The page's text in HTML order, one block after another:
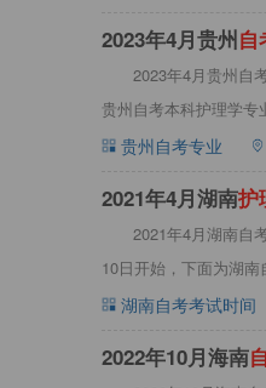
2023年4月贵州自
2023年4月贵州自
贵州自考本科护理学
考试贵州自考专业
2021年4月湖南护
2021年4月湖南自
10日开始，下面为湖
湖南自考考试时间
2022年10月海南自